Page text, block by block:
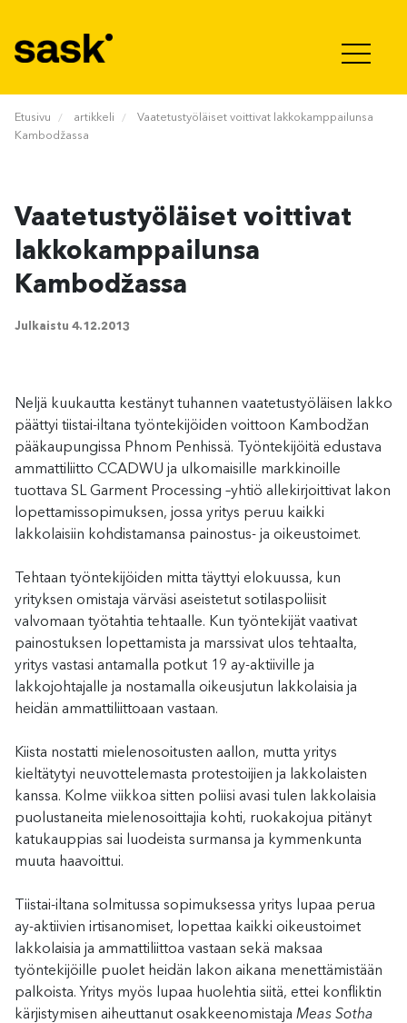
Etusivu artikkeli
Vaatetustyöläiset voittivat lakkokamppailunsa
Kambodžassa
Vaatetustyöläiset voittivat
lakkokamppailunsa
Kambodžassa
Julkaistu 4.12.2013
Neljä kuukautta kestänyt tuhannen vaatetustyöläisen lakko
päättyi tiistai-iltana työntekijöiden voittoon Kambodžan
pääkaupungissa Phnom Penhissä. Työntekijöitä edustava
ammattiliitto CCADWU ja ulkomaisille markkinoille
tuottava SL Garment Processing –yhtiö allekirjoittivat lakon
lopettamissopimuksen, jossa yritys peruu kaikki
lakkolaisiin kohdistamansa painostus- ja oikeustoimet.
Tehtaan työntekijöiden mitta täyttyi elokuussa, kun
yrityksen omistaja värväsi aseistetut sotilaspoliisit
valvomaan työtahtia tehtaalle. Kun työntekijät vaativat
painostuksen lopettamista ja marssivat ulos tehtaalta,
yritys vastasi antamalla potkut 19 ay-aktiiville ja
lakkojohtajalle ja nostamalla oikeusjutun lakkolaisia ja
heidän ammattiliittoaan vastaan.
Kiista nostatti mielenosoitusten aallon, mutta yritys
kieltätytyi neuvottelemasta protestoijien ja lakkolaisten
kanssa. Kolme viikkoa sitten poliisi avasi tulen lakkolaisia
puolustaneita mielenosoittajia kohti, ruokakojua pitänyt
katukauppias sai luodeista surmansa ja kymmenkunta
muuta haavoittui.
Tiistai-iltana solmitussa sopimuksessa yritys lupaa perua
ay-aktiivien irtisanomiset, lopettaa kaikki oikeustoimet
lakkolaisia ja ammattiliittoa vastaan sekä maksaa
työntekijöille puolet heidän lakon aikana menettämistään
palkoista. Yritys myös lupaa huolehtia siitä, ettei konfliktin
kärjistymisen aiheuttanut osakkeenomistaja Meas Sotha